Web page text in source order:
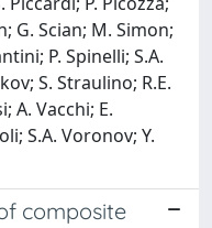
G. Scian; M. Simon;
P. Spinelli; S.A.
S. Straulino; R.E.
A. Vacchi; E.
S.A. Voronov; Y.
composite